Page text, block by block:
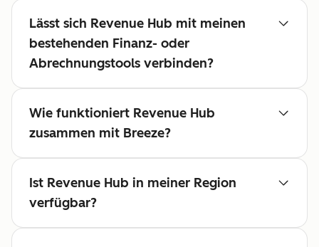
Lässt sich Revenue Hub mit meinen
bestehenden Finanz- oder
Abrechnungstools verbinden?
Wie funktioniert Revenue Hub
zusammen mit Breeze?
Ist Revenue Hub in meiner Region
verfügbar?